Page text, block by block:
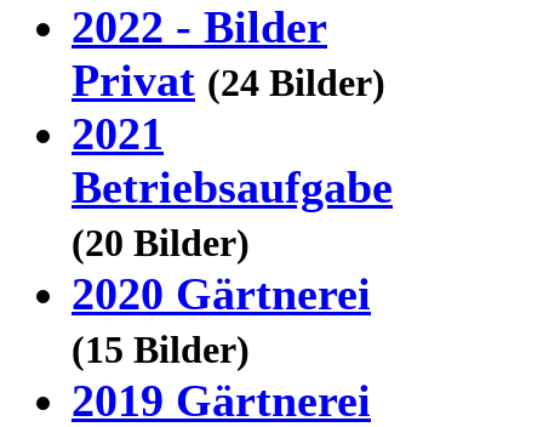
2022 - Bilder
Privat (24 Bilder)
2021
Betriebsaufgabe
(20 Bilder)
2020 Gärtnerei
(15 Bilder)
2019 Gärtnerei